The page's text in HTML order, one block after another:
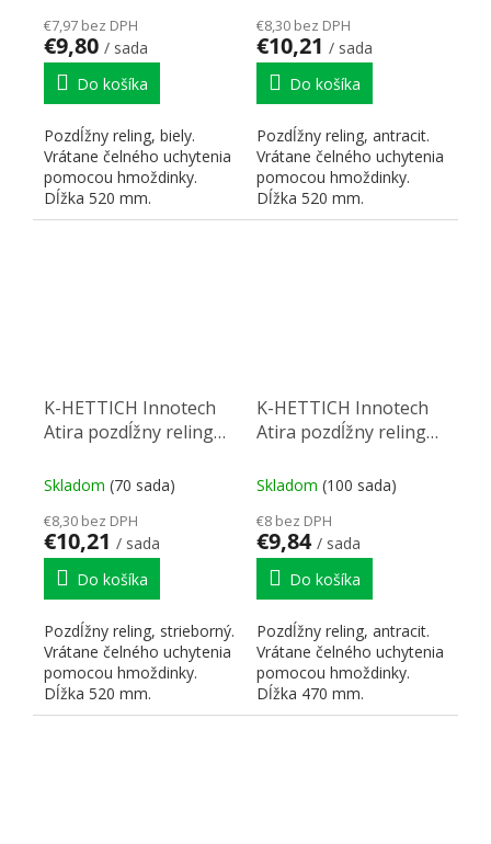
€7,97 bez DPH
€9,80 / sada
Do košíka
Pozdĺžny reling, biely.
Vrátane čelného uchytenia
pomocou hmoždinky.
Dĺžka 520 mm.
€8,30 bez DPH
€10,21 / sada
Do košíka
Pozdĺžny reling, antracit.
Vrátane čelného uchytenia
pomocou hmoždinky.
Dĺžka 520 mm.
K-HETTICH Innotech
Atira pozdĺžny reling
hmoždinka
Skladom (70 sada)
€8,30 bez DPH
€10,21 / sada
Do košíka
Pozdĺžny reling, strieborný.
Vrátane čelného uchytenia
pomocou hmoždinky.
Dĺžka 520 mm.
K-HETTICH Innotech
Atira pozdĺžny reling
hmoždinka
Skladom (100 sada)
€8 bez DPH
€9,84 / sada
Do košíka
Pozdĺžny reling, antracit.
Vrátane čelného uchytenia
pomocou hmoždinky.
Dĺžka 470 mm.